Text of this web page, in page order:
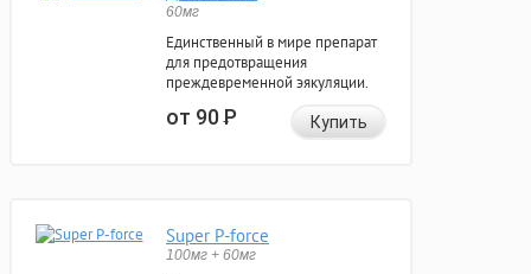
60мг
Единственный в мире препарат
для предотвращения
преждевременной эякуляции.
от 90Р Купить
Super P-force
100мг + 60мг